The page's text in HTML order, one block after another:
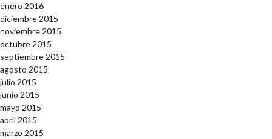
enero 2016
diciembre 2015
noviembre 2015
octubre 2015
septiembre 2015
agosto 2015
julio 2015
junio 2015
mayo 2015
abril 2015
marzo 2015